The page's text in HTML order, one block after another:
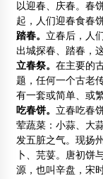
以迎春、庆春。春
起，人们迎春食春饼
踏春。 立春后，人
出城探春、踏春，
立春祭。 在主要的
题，任何一个古老
有一套或简单、或
吃春饼。 立春吃春
荤蔬菜：小蒜、大
发五脏之气。现扬
卜、芫荽。唐初饼
源，也叫辛盘，宋